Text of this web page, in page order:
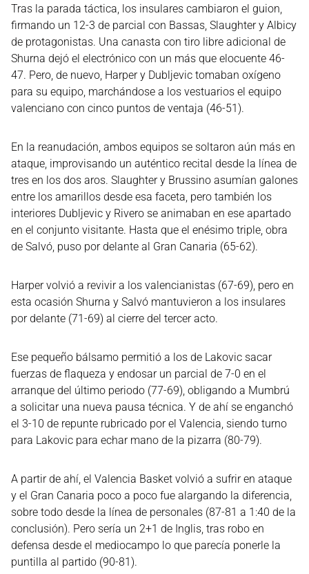
Tras la parada táctica, los insulares cambiaron el guion,
firmando un 12-3 de parcial con Bassas, Slaughter y Albicy
de protagonistas. Una canasta con tiro libre adicional de
Shurna dejó el electrónico con un más que elocuente 46-
47. Pero, de nuevo, Harper y Dubljevic tomaban oxígeno
para su equipo, marchándose a los vestuarios el equipo
valenciano con cinco puntos de ventaja (46-51).
En la reanudación, ambos equipos se soltaron aún más en
ataque, improvisando un auténtico recital desde la línea de
tres en los dos aros. Slaughter y Brussino asumían galones
entre los amarillos desde esa faceta, pero también los
interiores Dubljevic y Rivero se animaban en ese apartado
en el conjunto visitante. Hasta que el enésimo triple, obra
de Salvó, puso por delante al Gran Canaria (65-62).
Harper volvió a revivir a los valencianistas (67-69), pero en
esta ocasión Shurna y Salvó mantuvieron a los insulares
por delante (71-69) al cierre del tercer acto.
Ese pequeño bálsamo permitió a los de Lakovic sacar
fuerzas de flaqueza y endosar un parcial de 7-0 en el
arranque del último periodo (77-69), obligando a Mumbrú
a solicitar una nueva pausa técnica. Y de ahí se enganchó
el 3-10 de repunte rubricado por el Valencia, siendo turno
para Lakovic para echar mano de la pizarra (80-79).
A partir de ahí, el Valencia Basket volvió a sufrir en ataque
y el Gran Canaria poco a poco fue alargando la diferencia,
sobre todo desde la línea de personales (87-81 a 1:40 de la
conclusión). Pero sería un 2+1 de Inglis, tras robo en
defensa desde el mediocampo lo que parecía ponerle la
puntilla al partido (90-81).